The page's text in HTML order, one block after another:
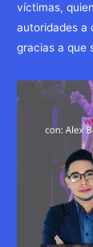
víctimas,
autoridades a
gracias a que